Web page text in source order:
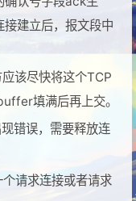
建立后，报文段中
该尽快将这个TCP
填满后再上交。
错误，需要释放连
请求连接或者请求